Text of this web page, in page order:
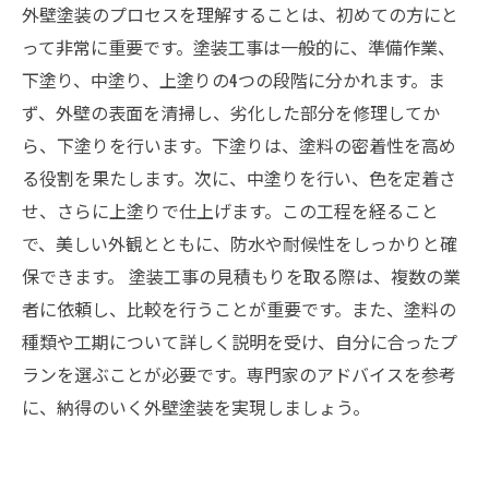
外壁塗装のプロセスを理解することは、初めての方にと
って非常に重要です。塗装工事は一般的に、準備作業、
下塗り、中塗り、上塗りの4つの段階に分かれます。ま
ず、外壁の表面を清掃し、劣化した部分を修理してか
ら、下塗りを行います。下塗りは、塗料の密着性を高め
る役割を果たします。次に、中塗りを行い、色を定着さ
せ、さらに上塗りで仕上げます。この工程を経ること
で、美しい外観とともに、防水や耐候性をしっかりと確
保できます。 塗装工事の見積もりを取る際は、複数の業
者に依頼し、比較を行うことが重要です。また、塗料の
種類や工期について詳しく説明を受け、自分に合ったプ
ランを選ぶことが必要です。専門家のアドバイスを参考
に、納得のいく外壁塗装を実現しましょう。